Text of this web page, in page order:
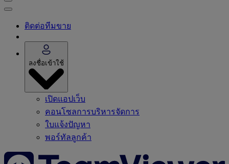
ติดต่อทีมขาย
ลงชื่อเข้าใช้
เปิดแอปเว็บ
คอนโซลการบริหารจัดการ
ใบแจ้งปัญหา
พอร์ทัลลูกค้า